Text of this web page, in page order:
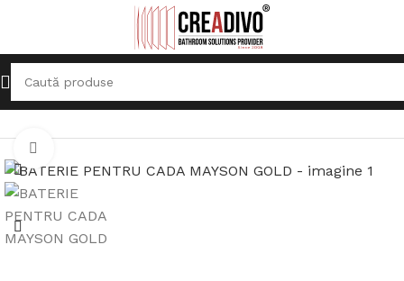
Prima pagină Baterii Sanitare Baterie pentru Cadă